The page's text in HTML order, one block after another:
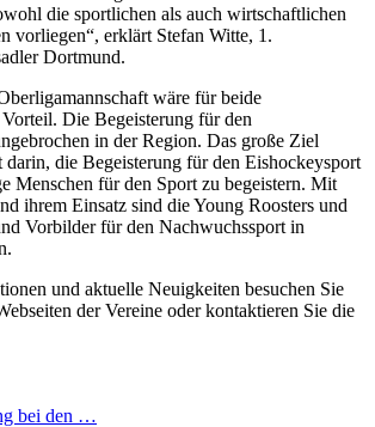
die sportlichen als auch wirtschaftlichen
vorliegen“, erklärt Stefan Witte, 1.
Dortmund.
wäre für beide
Die Begeisterung für den
in der Region. Das große Ziel
darin, die Begeisterung für den Eishockeysport
Menschen für den Sport zu begeistern. Mit
ihrem Einsatz sind die Young Roosters und
Vorbilder für den Nachwuchssport in
und aktuelle Neuigkeiten besuchen Sie
der Vereine oder kontaktieren Sie die
bei den …